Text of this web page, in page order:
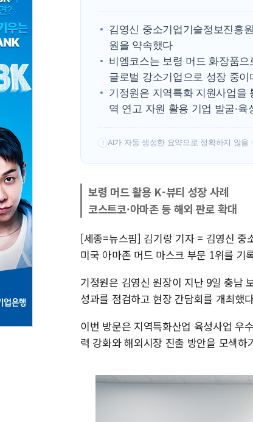
김영신 중소기업기술정보진흥
원을 약속했다
비엠코스는 보령 머드 화장품
글로벌 강소기업으로 성장 중이
기정원은 지역특화 지원사업을
역 연고 자원 활용 기업 발굴·
! AI가 자동 생성한 요약으로 정확하지 않을
보령 머드 활용 K-뷰티 성장 사례
코스트코·아마존 등 해외 판로 확대
[세종=뉴스핌] 김기랑 기자 = 김영신 중
미국 아마존 머드 마스크 부문 1위를 기
기정원은 김영신 원장이 지난 9일 충남
성과를 점검하고 현장 간담회를 개최했
이번 방문은 지역특화산업 육성사업 우
력 강화와 해외시장 진출 방안을 모색하